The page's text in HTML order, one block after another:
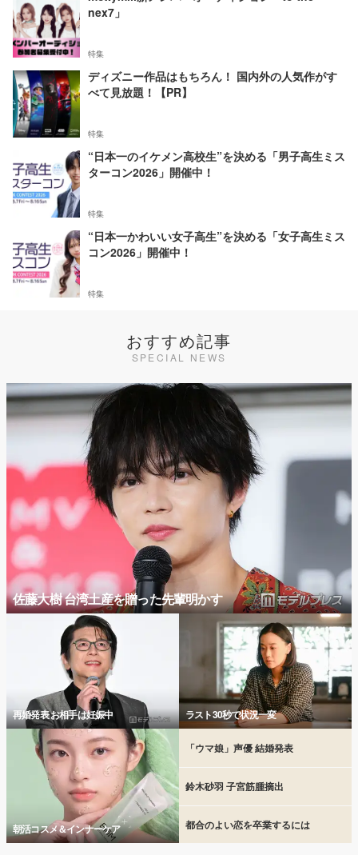
nex7」
特集
ディズニー作品はもちろん！ 国内外の人気作がす
べて見放題！【PR】
特集
“日本一のイケメン高校生”を決める「男子高生ミス
ターコン2026」開催中！
特集
“日本一かわいい女子高生”を決める「女子高生ミス
コン2026」開催中！
特集
おすすめ記事
SPECIAL NEWS
佐藤大樹 台湾土産を贈った先輩明かす
再婚発表 お相手は妊娠中 ラスト30秒で状況一変
朝活コスメ＆インナーケア
「ウマ娘」声優 結婚発表
鈴木砂羽 子宮筋腫摘出
都合のよい恋を卒業するには